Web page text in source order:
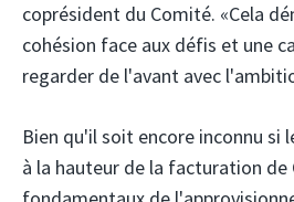
coprésident du Comité. «Cela
cohésion face aux défis et une
regarder de l'avant avec
Bien qu'il soit encore inconnu si
à la hauteur de la facturation de